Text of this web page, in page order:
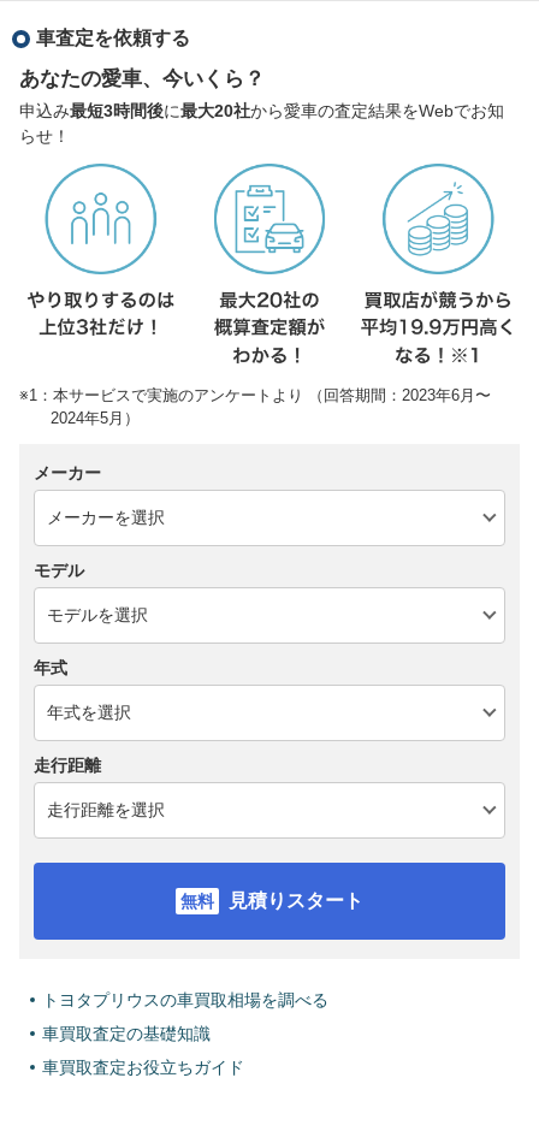
車査定を依頼する
あなたの愛車、今いくら？
申込み最短3時間後に最大20社から愛車の査定結果をWebでお知
らせ！
※1：本サービスで実施のアンケートより （回答期間：2023年6月〜
2024年5月）
メーカー
モデル
年式
走行距離
見積りスタート
トヨタプリウスの車買取相場を調べる
車買取査定の基礎知識
車買取査定お役立ちガイド